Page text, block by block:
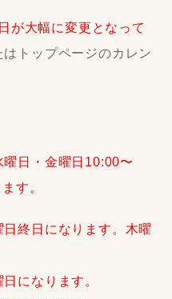
が大幅に変更となって
トップページのカレン
日・金曜日10:00〜
す。
終日になります。木曜
になります。